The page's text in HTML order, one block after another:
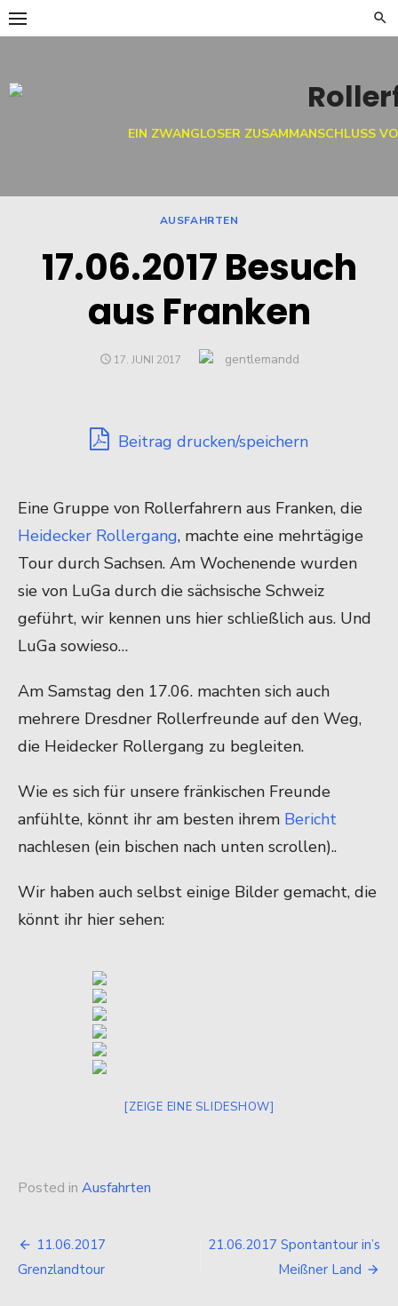
Skip
to
EIN ZWANGLOSER ZUSAMMANSCHLUSS
AUSFAHRTEN
17.06.2017 Besuch
aus Franken
POSTED
17. JUNI 2017 Author
gentlemandd
Beitrag drucken/speichern
Eine Gruppe von Rollerfahrern aus Franken, die
Heidecker Rollergang, machte eine mehrtägige
Tour durch Sachsen. Am Wochenende wurden
sie von LuGa durch die sächsische Schweiz
geführt, wir kennen uns hier schließlich aus. Und
LuGa sowieso…
Am Samstag den 17.06. machten sich auch
mehrere Dresdner Rollerfreunde auf den Weg,
die Heidecker Rollergang zu begleiten.
Wie es sich für unsere fränkischen Freunde
anfühlte, könnt ihr am besten ihrem Bericht
nachlesen (ein bischen nach unten scrollen)..
Wir haben auch selbst einige Bilder gemacht, die
könnt ihr hier sehen:
[ZEIGE EINE SLIDESHOW]
Posted in Ausfahrten
Beitragsnavigation
11.06.2017
Grenzlandtour
21.06.2017 Spontantour in’s
Meißner Land